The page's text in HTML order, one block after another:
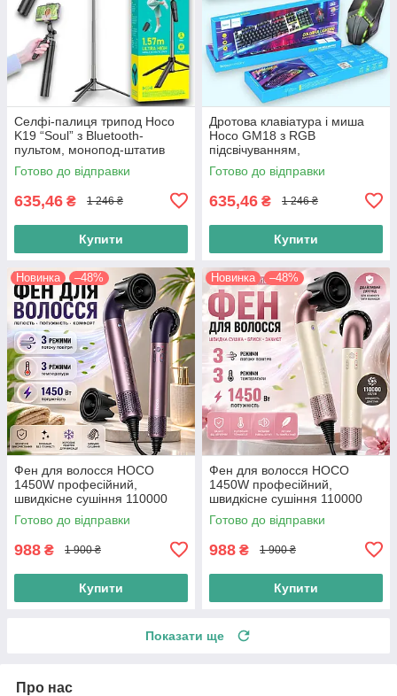
Селфі-палиця трипод Hoco
K19 “Soul” з Bluetooth-
пультом, монопод-штатив
для смартфона,
телескопічний селфі-штатив
Готово до відправки
635,46 ₴ 1 246 ₴
Купити
Дротова клавіатура і миша
Hoco GM18 з RGB
підсвічуванням,
Комп'ютерний комплект для
геймерів, чорна
Готово до відправки
635,46 ₴ 1 246 ₴
Купити
Новинка –48%
Фен для волосся HOCO
1450W професійний,
швидкісне сушіння 110000
об/хв, 3 режими, 3 швидкості,
іонізація, фен з
Готово до відправки
988 ₴ 1 900 ₴
Купити
Новинка –48%
Фен для волосся HOCO
1450W професійний,
швидкісне сушіння 110000
об/хв 3 режими 3 швидкості
іонізація фен з
Готово до відправки
988 ₴ 1 900 ₴
Купити
Показати ще
Про нас